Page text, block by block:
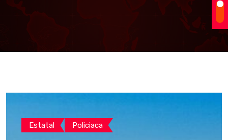
Estatal Policiaca